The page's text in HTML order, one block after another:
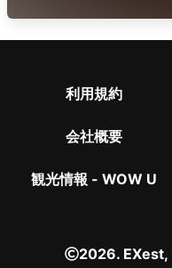
利用規約
会社概要
観光情報 - WOW U
2026.